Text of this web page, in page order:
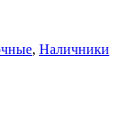
, Наличники